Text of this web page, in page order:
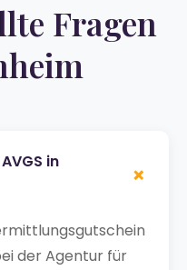
Fragen
in
+
der Agentur für